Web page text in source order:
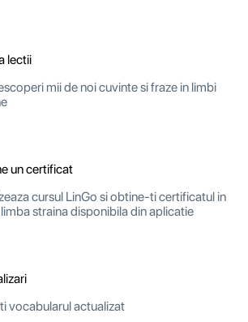
lectii
mii de noi cuvinte si fraze in limbi
un certificat
cursul LinGo si obtine-ti certificatul in
straina disponibila din aplicatie
vocabularul actualizat